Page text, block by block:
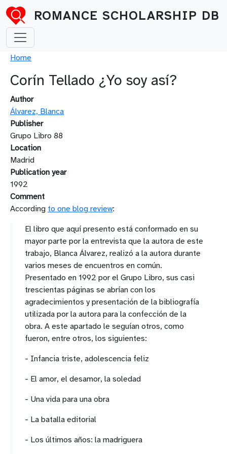
Skip to main content
ROMANCE SCHOLARSHIP DB
Breadcrumb
Home
Corín Tellado ¿Yo soy así?
Author
Álvarez, Blanca
Publisher
Grupo Libro 88
Location
Madrid
Publication year
1992
Comment
According to one blog review:
El libro que aquí presento está conformado en su
mayor parte por la entrevista que la autora de este
trabajo, Blanca Álvarez, realizó a la autora durante
varios meses de encuentros en común.
Presentado en 1992 por el Grupo Libro, sus casi
trescientas páginas se abrían con los
agradecimientos y presentación de la bibliografía
utilizada por la autora para la confección de la
obra. A este apartado le seguían otros, como
fueron, entre otros, los siguientes:
- Infancia triste, adolescencia feliz
- El amor, el desamor, la soledad
- Una vida para una obra
- La batalla editorial
- Los últimos años: la madriguera